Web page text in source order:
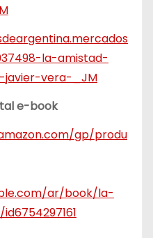
la-amistad-
javier-vera-_JM
e-book
gp/produ
ar/book/la-